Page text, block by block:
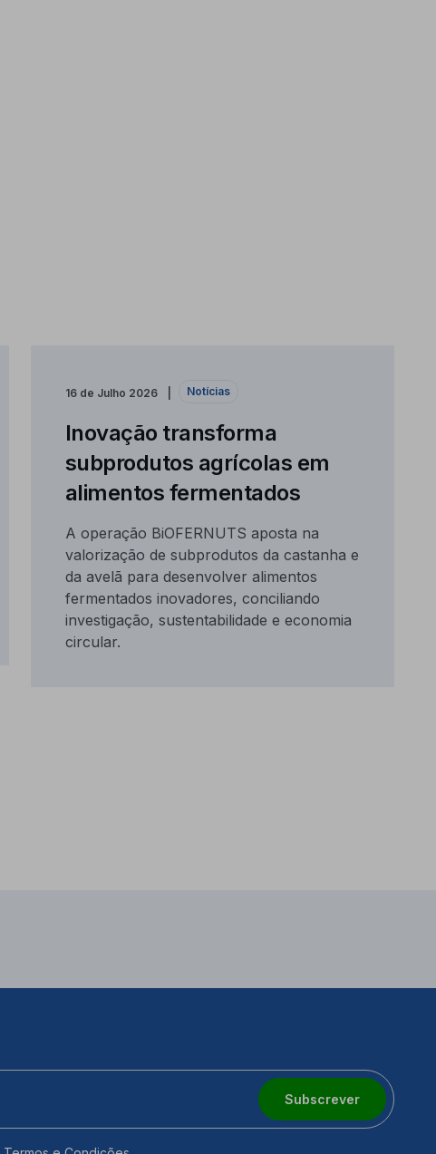
16 de Julho 2026 Notícias
Inovação transforma
subprodutos agrícolas em
alimentos fermentados
A operação BiOFERNUTS aposta na
valorização de subprodutos da castanha e
da avelã para desenvolver alimentos
fermentados inovadores, conciliando
investigação, sustentabilidade e economia
circular.
Subscrever